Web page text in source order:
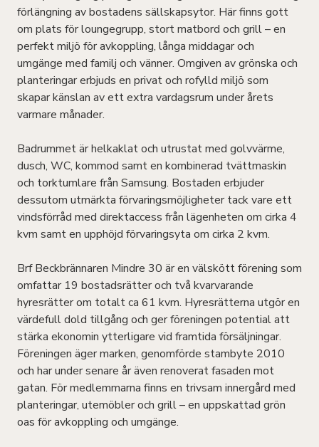
förlängning av bostadens sällskapsytor. Här finns gott
om plats för loungegrupp, stort matbord och grill – en
perfekt miljö för avkoppling, långa middagar och
umgänge med familj och vänner. Omgiven av grönska och
planteringar erbjuds en privat och rofylld miljö som
skapar känslan av ett extra vardagsrum under årets
varmare månader.
Badrummet är helkaklat och utrustat med golvvärme,
dusch, WC, kommod samt en kombinerad tvättmaskin
och torktumlare från Samsung. Bostaden erbjuder
dessutom utmärkta förvaringsmöjligheter tack vare ett
vindsförråd med direktaccess från lägenheten om cirka 4
kvm samt en upphöjd förvaringsyta om cirka 2 kvm.
Brf Beckbrännaren Mindre 30 är en välskött förening som
omfattar 19 bostadsrätter och två kvarvarande
hyresrätter om totalt ca 61 kvm. Hyresrätterna utgör en
värdefull dold tillgång och ger föreningen potential att
stärka ekonomin ytterligare vid framtida försäljningar.
Föreningen äger marken, genomförde stambyte 2010
och har under senare år även renoverat fasaden mot
gatan. För medlemmarna finns en trivsam innergård med
planteringar, utemöbler och grill – en uppskattad grön
oas för avkoppling och umgänge.